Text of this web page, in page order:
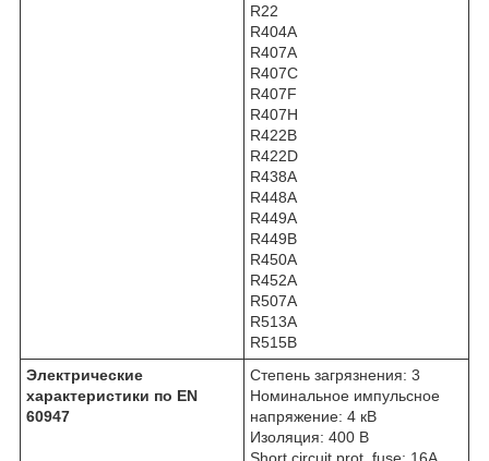
R22
R404A
R407A
R407C
R407F
R407H
R422B
R422D
R438A
R448A
R449A
R449B
R450A
R452A
R507A
R513A
R515B
Электрические
характеристики по EN
60947
Степень загрязнения: 3
Номинальное импульсное
напряжение: 4 кВ
Изоляция: 400 В